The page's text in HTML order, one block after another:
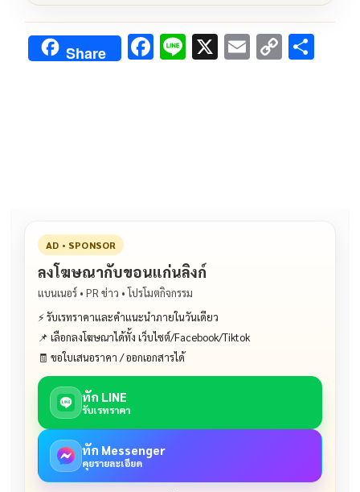
Share F Li X E C
AD • SPONSOR
ลงโฆษณากับขอนแก่นลิงก์
แบนเนอร์ • PR ข่าว • โปรโมตกิจกรรม
⚡ รับเรทราคาและคำแนะนำภายในวันเดียว
📌 เลือกลงโฆษณาได้ทั้ง เว็บไซต์/Facebook/Tiktok
🧾 ขอใบเสนอราคา / ออกเอกสารได้
ทัก LINE
รับเรทราคา
ทัก Messenger
คุยรายละเอียด